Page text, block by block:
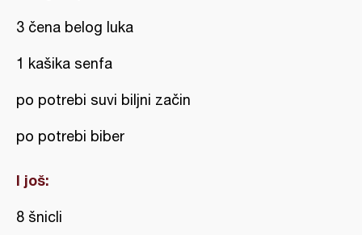
3 čena belog luka
1 kašika senfa
po potrebi suvi biljni začin
po potrebi biber
I još:
8 šnicli